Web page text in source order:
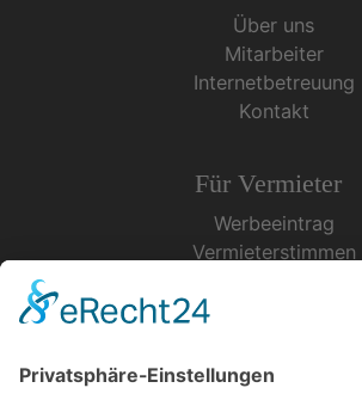
Über uns
Mitarbeiter
Internetbetreuung
Kontakt
Für Vermieter
Werbeeintrag
Vermieterstimmen